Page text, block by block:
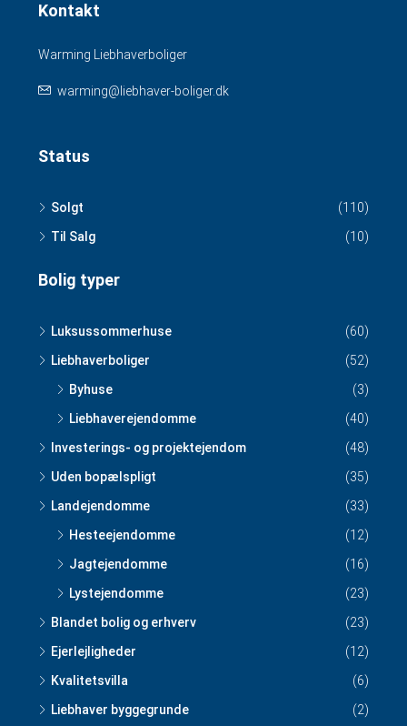
Kontakt
Warming Liebhaverboliger
warming@liebhaver-boliger.dk
Status
Solgt
(110)
Til Salg
(10)
Bolig typer
Luksussommerhuse
(60)
Liebhaverboliger
(52)
Byhuse
(3)
Liebhaverejendomme
(40)
Investerings- og projektejendom
(48)
Uden bopælspligt
(35)
Landejendomme
(33)
Hesteejendomme
(12)
Jagtejendomme
(16)
Lystejendomme
(23)
Blandet bolig og erhverv
(23)
Ejerlejligheder
(12)
Kvalitetsvilla
(6)
Liebhaver byggegrunde
(2)